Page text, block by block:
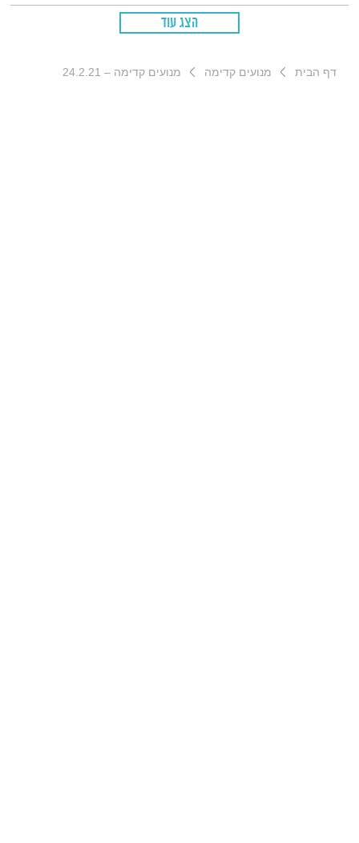
הצג עוד
דף הבית מנועים קדימה מנועים קדימה – 24.2.21